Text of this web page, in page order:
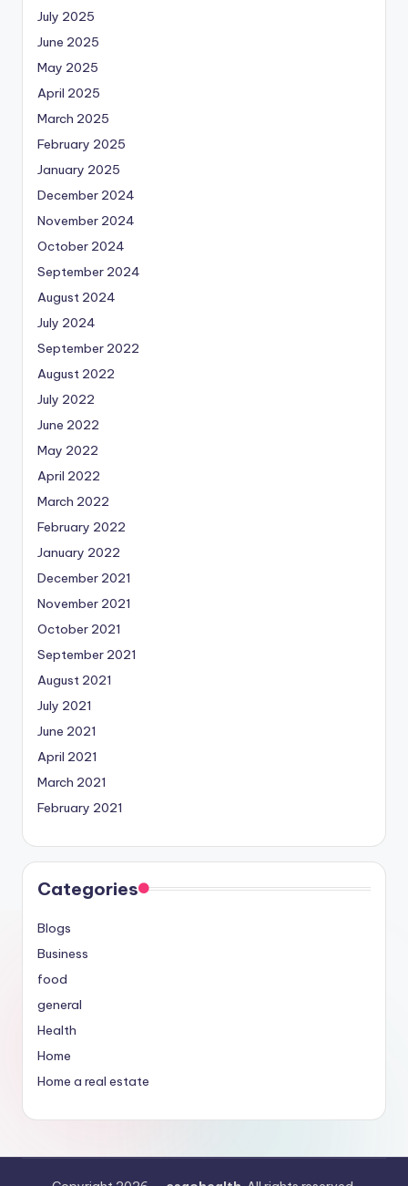
July 2025
June 2025
May 2025
April 2025
March 2025
February 2025
January 2025
December 2024
November 2024
October 2024
September 2024
August 2024
July 2024
September 2022
August 2022
July 2022
June 2022
May 2022
April 2022
March 2022
February 2022
January 2022
December 2021
November 2021
October 2021
September 2021
August 2021
July 2021
June 2021
April 2021
March 2021
February 2021
Categories
Blogs
Business
food
general
Health
Home
Home a real estate